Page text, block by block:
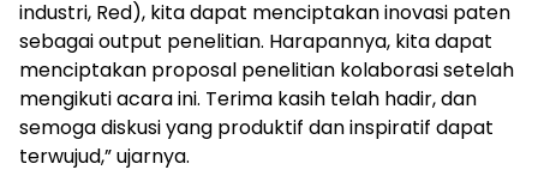
industri, Red), kita dapat menciptakan inovasi paten
sebagai output penelitian. Harapannya, kita dapat
menciptakan proposal penelitian kolaborasi setelah
mengikuti acara ini. Terima kasih telah hadir, dan
semoga diskusi yang produktif dan inspiratif dapat
terwujud,” ujarnya.